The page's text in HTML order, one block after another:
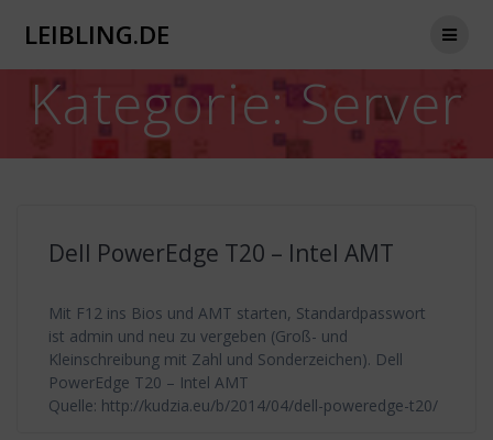
LEIBLING.DE
Kategorie:Server
Dell PowerEdge T20 – Intel AMT
Mit F12 ins Bios und AMT starten, Standardpasswort
ist admin und neu zu vergeben (Groß- und
Kleinschreibung mit Zahl und Sonderzeichen). Dell
PowerEdge T20 – Intel AMT
Quelle: http://kudzia.eu/b/2014/04/dell-poweredge-t20/